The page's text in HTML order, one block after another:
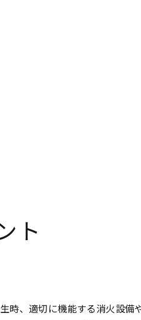
ト
時、適切に機能する消火設備